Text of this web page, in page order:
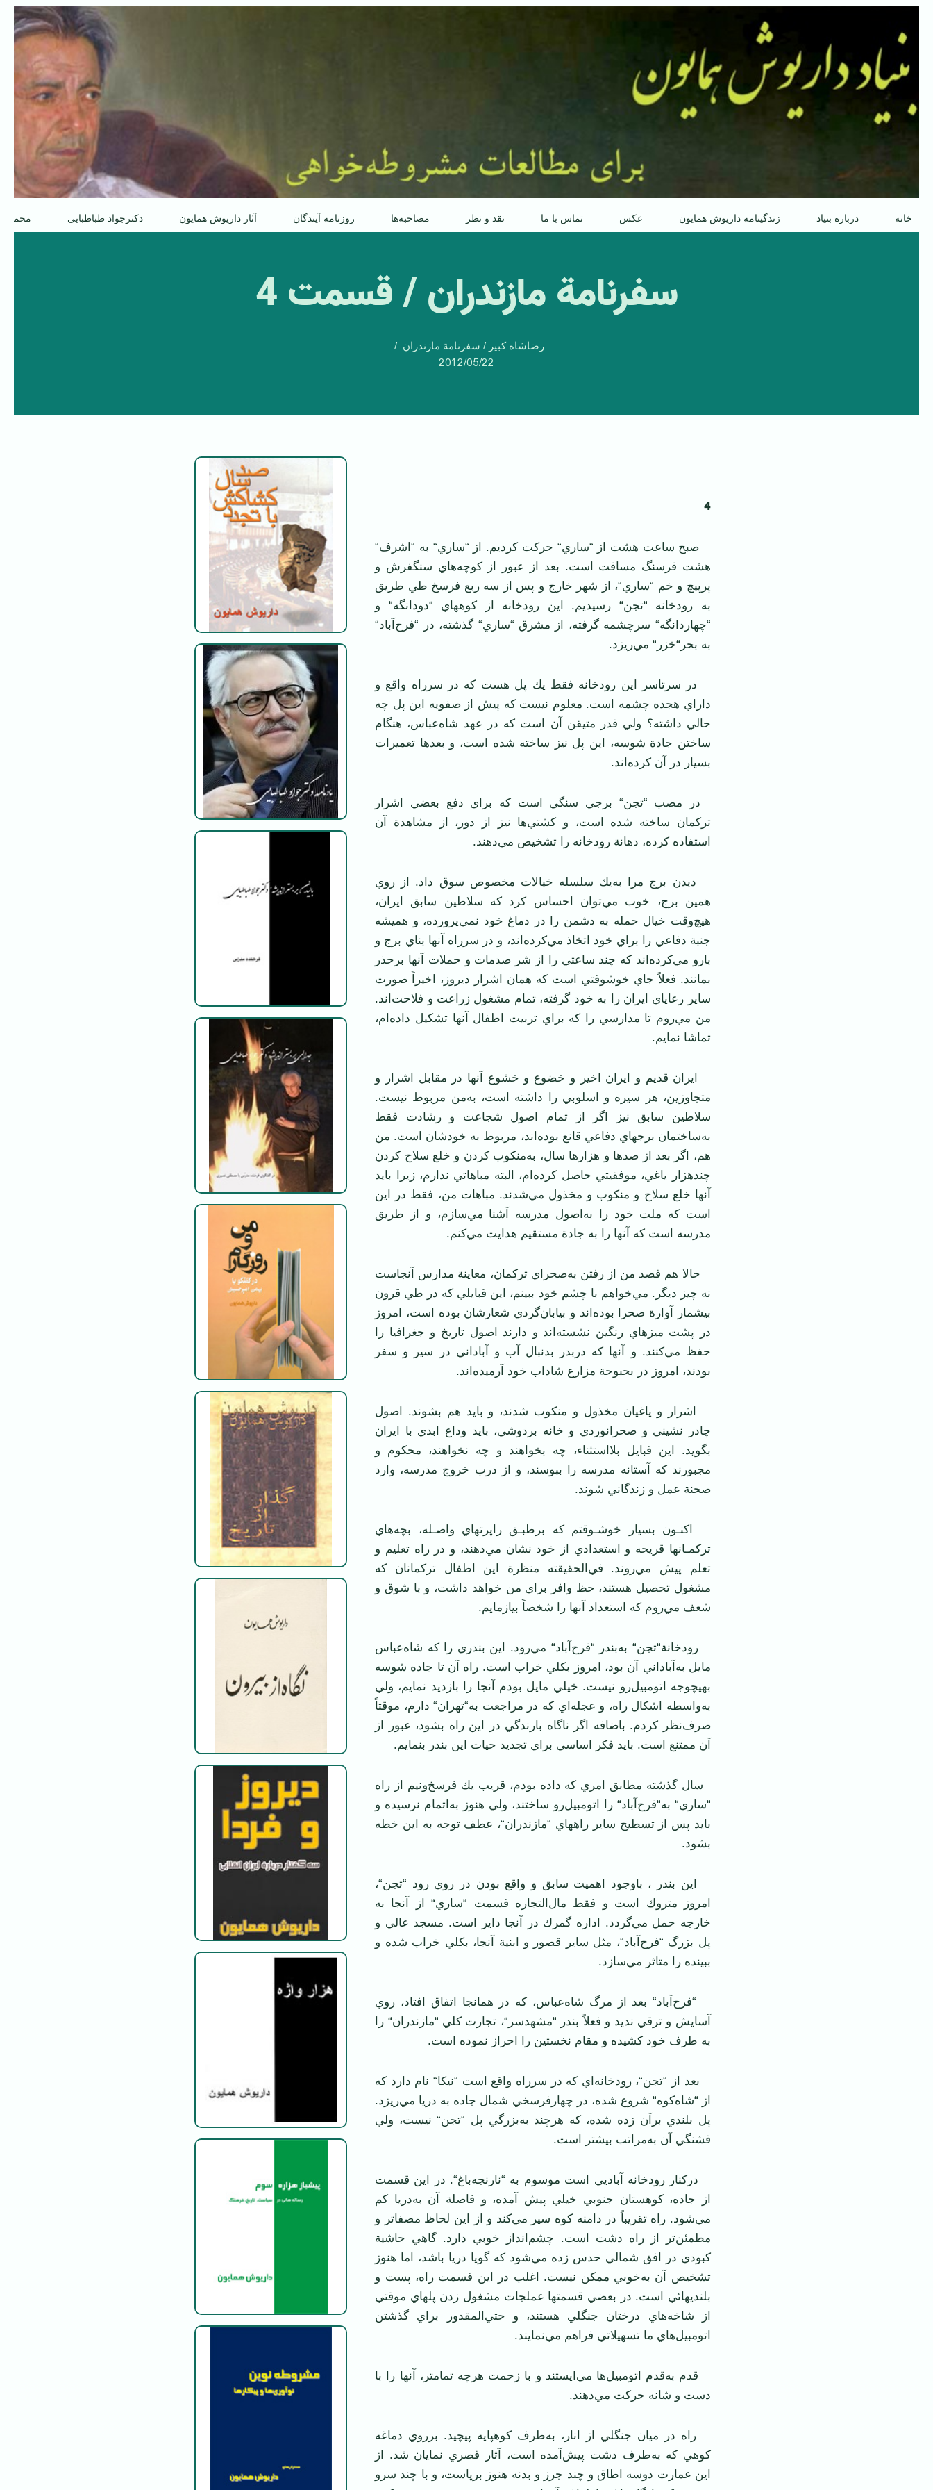
پرش
محتوا
خانه درباره بنیاد زندگینامه داریوش همایون عکس تماس با ما نقد و نظر مصاحبه‌ها روزنامه آیندگان آثار داریوش همایون دکترجواد طباطبایی
سفرنامة مازندران / قسمت 4
رضاشاه کبیر / سفرنامة مازندران
2012/05/22
4
صبح ساعت هشت از “ساري“ حركت كرديم. از “ساري“ به “اشرف“
هشت فرسنگ مسافت است. بعد از عبور از كوچه‌هاي سنگفرش و
پرپيچ و خم “ساري“، از شهر خارج و پس از سه ربع فرسخ طي طريق
به رودخانه “تجن“ رسيديم. اين رودخانه از كوههاي “دودانگه“ و
“چهاردانگه“ سرچشمه گرفته، از مشرق “ساري“ گذشته، در “فرح‌آباد“
به بحر“خزر“ مي‌ريزد.
در سرتاسر اين رودخانه فقط يك پل هست كه در سرراه واقع و
داراي هجده چشمه است. معلوم نيست كه پيش از صفويه اين پل چه
حالي داشته؟ ولي قدر متيقن آن است كه در عهد شاه‌عباس، هنگام
ساختن جادة شوسه، اين پل نيز ساخته شده است، و بعدها تعميرات
بسيار در آن كرده‌اند.
در مصب “تجن“ برجي سنگي است كه براي دفع بعضي اشرار
تركمان ساخته شده است، و كشتي‌ها نيز از دور، از مشاهدة آن
استفاده كرده، دهانة رودخانه را تشخيص مي‌دهند.
ديدن برج مرا به‌يك سلسله خيالات مخصوص سوق داد. از روي
همين برج، خوب مي‌توان احساس كرد كه سلاطين سابق ايران،
هيچ‌وقت خيال حمله به دشمن را در دماغ خود نمي‌پرورده، و هميشه
جنبة دفاعي را براي خود اتخاذ مي‌كرده‌اند، و در سرراه آنها بناي برج و
بارو مي‌كرده‌اند كه چند ساعتي را از شر صدمات و حملات آنها برحذر
بمانند. فعلاً جاي خوشوقتي است كه همان اشرار ديروز، اخيراً صورت
ساير رعاياي ايران را به خود گرفته، تمام مشغول زراعت و فلاحت‌اند.
من مي‌روم تا مدارسي را كه براي تربيت اطفال آنها تشكيل داده‌ام،
تماشا نمايم.
ايران قديم و ايران اخير و خضوع و خشوع آنها در مقابل اشرار و
متجاوزين، هر سيره و اسلوبي را داشته است، به‌من مربوط نيست.
سلاطين سابق نيز اگر از تمام اصول شجاعت و رشادت فقط
به‌ساختمان برجهاي دفاعي قانع بوده‌اند، مربوط به خودشان است. من
هم، اگر بعد از صدها و هزارها سال، به‌منكوب كردن و خلع سلاح كردن
چندهزار ياغي، موفقيتي حاصل كرده‌ام، البته مباهاتي ندارم، زيرا بايد
آنها خلع سلاح و منكوب و مخذول مي‌شدند. مباهات من، فقط در اين
است كه ملت خود را به‌اصول مدرسه آشنا مي‌سازم، و از طريق
مدرسه است كه آنها را به جادة مستقيم هدايت مي‌كنم.
حالا هم قصد من از رفتن به‌صحراي تركمان، معاينة مدارس آنجاست
نه چيز ديگر. مي‌خواهم با چشم خود ببينم، اين قبايلي كه در طي قرون
بيشمار آوارة صحرا بوده‌اند و بيابان‌گردي شعارشان بوده است، امروز
در پشت ميزهاي رنگين نشسته‌اند و دارند اصول تاريخ و جغرافيا را
حفظ مي‌كنند. و آنها كه دربدر بدنبال آب و آباداني در سير و سفر
بودند، امروز در بحبوحة مزارع شاداب خود آرميده‌اند.
اشرار و ياغيان مخذول و منكوب شدند، و بايد هم بشوند. اصول
چادر نشيني و صحرانوردي و خانه بردوشي، بايد وداع ابدي با ايران
بگويد. اين قبايل بلااستثناء، چه بخواهند و چه نخواهند، محكوم و
مجبورند كه آستانه مدرسه را ببوسند، و از درب خروج مدرسه، وارد
صحنة عمل و زندگاني شوند.
اكنـون بسيار خوشـوقتم كه برطبـق راپرتهاي واصـله، بچه‌هاي
تركمـانها قريحه و استعدادي از خود نشان مي‌دهند، و در راه تعليم و
تعلم پيش مي‌روند. في‌الحقيقته منظرة اين اطفال تركمانان كه
مشغول تحصيل هستند، حظ وافر براي من خواهد داشت، و با شوق و
شعف مي‌روم كه استعداد آنها را شخصاً بيازمايم.
رودخانة‌“تجن“ به‌بندر “فرح‌آباد“ مي‌رود. اين بندري را كه شاه‌عباس
مايل به‌آباداني آن بود، امروز بكلي خراب است. راه آن تا جاده شوسه
بهيچوجه اتومبيل‌رو نيست. خيلي مايل بودم آنجا را بازديد نمايم، ولي
به‌واسطه اشكال راه، و عجله‌اي كه در مراجعت به‌“تهران“ دارم، موقتاً
صرف‌نظر كردم. باضافه اگر ناگاه بارندگي در اين راه بشود، عبور از
آن ممتنع است. بايد فكر اساسي براي تجديد حيات اين بندر بنمايم.
سال گذشته مطابق امري كه داده بودم، قريب يك فرسخ‌ونيم از راه
“ساري“ به‌“فرح‌آباد“ را اتومبيل‌رو ساختند، ولي هنوز به‌اتمام نرسيده و
بايد پس از تسطيح ساير راههاي “مازندران“، عطف توجه به اين خطه
بشود.
اين بندر ، باوجود اهميت سابق و واقع بودن در روي رود “تجن“،
امروز متروك است و فقط مال‌التجاره قسمت “ساري“ از آنجا به
خارجه حمل مي‌گردد. اداره گمرك در آنجا داير است. مسجد عالي و
پل بزرگ “فرح‌آباد“، مثل ساير قصور و ابنية آنجا، بكلي خراب شده و
ببينده را متاثر مي‌سازد.
“فرح‌آباد“ بعد از مرگ شاه‌عباس، كه در همانجا اتفاق افتاد، روي
آسايش و ترقي نديد و فعلاً بندر “مشهدسر“، تجارت كلي “مازندران“ را
به طرف خود كشيده و مقام نخستين را احراز نموده است.
بعد از “تجن“، رودخانه‌اي كه در سرراه واقع است “نيكا“ نام دارد كه
از “شاه‌كوه“ شروع شده، در چهارفرسخي شمال جاده به دريا مي‌ريزد.
پل بلندي برآن زده شده، كه هرچند به‌بزرگي پل “تجن“ نيست، ولي
قشنگي آن به‌مراتب بيشتر است.
دركنار رودخانه آباديي است موسوم به “نارنجه‌باغ“. در اين قسمت
از جاده، كوهستان جنوبي خيلي پيش آمده، و فاصلة آن به‌دريا كم
مي‌شود. راه تقريباً در دامنه كوه سير مي‌كند و از اين لحاظ مصفاتر و
مطمئن‌تر از راه دشت است. چشم‌انداز خوبي دارد. گاهي حاشية
كبودي در افق شمالي حدس زده مي‌شود كه گويا دريا باشد، اما هنوز
تشخيص آن به‌خوبي ممكن نيست. اغلب در اين قسمت راه، پست و
بلنديهائي است. در بعضي قسمتها عملجات مشغول زدن پلهاي موقتي
از شاخه‌هاي درختان جنگلي هستند، و حتي‌المقدور براي گذشتن
اتومبيل‌هاي ما تسهيلاتي فراهم مي‌نمايند.
قدم به‌قدم اتومبيل‌ها مي‌ايستند و با زحمت هرچه تمامتر، آنها را با
دست و شانه حركت مي‌دهند.
راه در ميان جنگلي از انار، به‌طرف كوهپايه پيچيد. برروي دماغه
كوهي كه به‌طرف دشت پيش‌آمده است، آثار قصري نمايان شد. از
اين عمارت دوسه اطاق و چند جرز و بدنه هنوز برپاست، و با چند سرو